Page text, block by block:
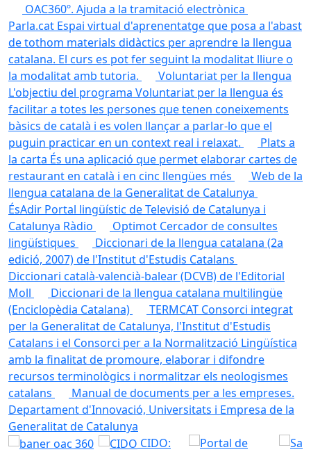
OAC360º. Ajuda a la tramitació electrònica
Parla.cat Espai virtual d'aprenentatge que posa a l'abast
de tothom materials didàctics per aprendre la llengua
catalana. El curs es pot fer seguint la modalitat lliure o
la modalitat amb tutoria.
Voluntariat per la llengua
L'objectiu del programa Voluntariat per la llengua és
facilitar a totes les persones que tenen coneixements
bàsics de català i es volen llançar a parlar-lo que el
puguin practicar en un context real i relaxat.
Plats a
la carta És una aplicació que permet elaborar cartes de
restaurant en català i en cinc llengües més
Web de la
llengua catalana de la Generalitat de Catalunya
ÉsAdir Portal lingüístic de Televisió de Catalunya i
Catalunya Ràdio
Optimot Cercador de consultes
lingüístiques
Diccionari de la llengua catalana (2a
edició, 2007) de l'Institut d'Estudis Catalans
Diccionari català-valencià-balear (DCVB) de l'Editorial
Moll
Diccionari de la llengua catalana multilingüe
(Enciclopèdia Catalana)
TERMCAT Consorci integrat
per la Generalitat de Catalunya, l'Institut d'Estudis
Catalans i el Consorci per a la Normalització Lingüística
amb la finalitat de promoure, elaborar i difondre
recursos terminològics i normalitzar els neologismes
catalans
Manual de documents per a les empreses.
Departament d'Innovació, Universitats i Empresa de la
Generalitat de Catalunya
CIDO: